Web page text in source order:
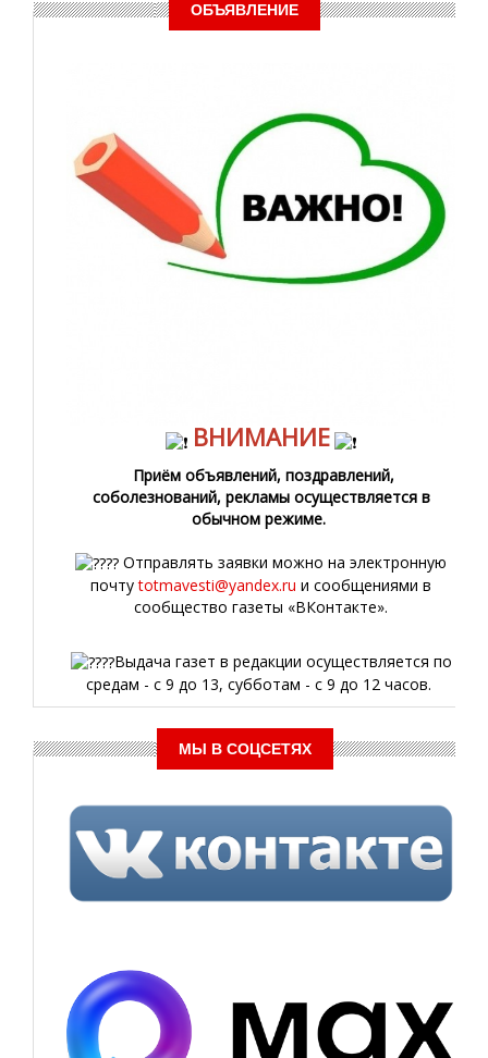
ОБЪЯВЛЕНИЕ
ВНИМАНИЕ
Приём объявлений, поздравлений,
соболезнований, рекламы осуществляется в
обычном режиме.
Отправлять заявки можно на электронную
почтуtotmavesti@yandex.ru и сообщениями в
сообщество газеты «ВКонтакте».
Выдача газет в редакции осуществляется по
средам - с 9 до 13, субботам - с 9 до 12 часов.
МЫ В СОЦСЕТЯХ